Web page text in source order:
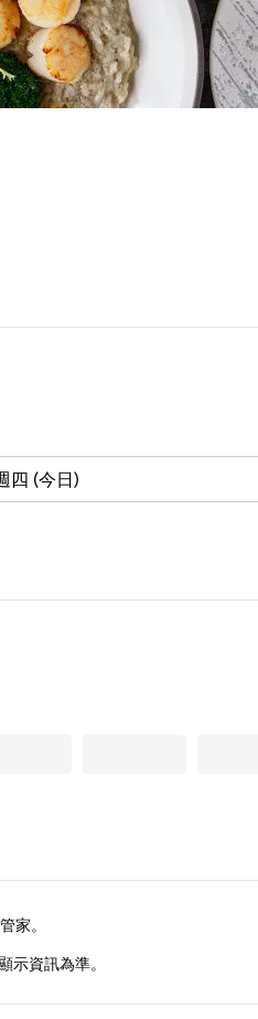
四 (今日)
家。
示資訊為準。